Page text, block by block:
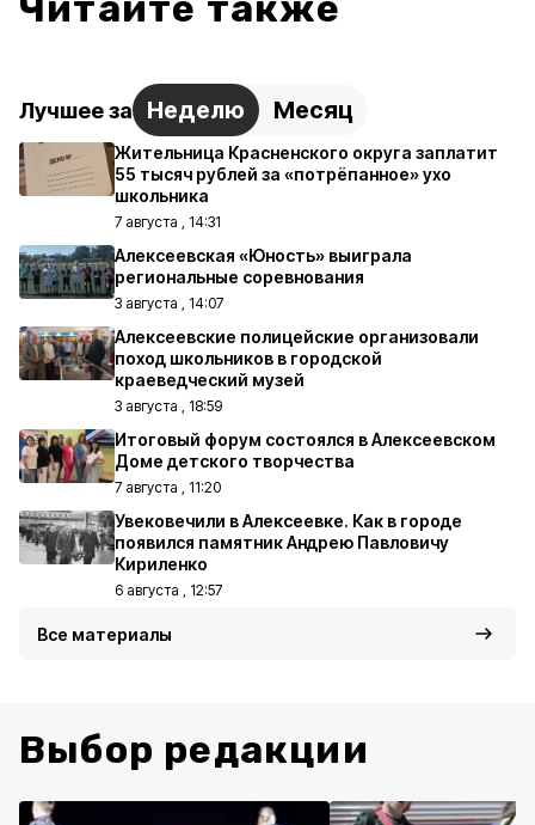
Лучшее за Неделю Месяц
Жительница Красненского округа заплатит
55 тысяч рублей за «потрёпанное» ухо
школьника
7 августа , 14:31
Алексеевская «Юность» выиграла
региональные соревнования
3 августа , 14:07
Алексеевские полицейские организовали
поход школьников в городской
краеведческий музей
3 августа , 18:59
Итоговый форум состоялся в Алексеевском
Доме детского творчества
7 августа , 11:20
Увековечили в Алексеевке. Как в городе
появился памятник Андрею Павловичу
Кириленко
6 августа , 12:57
Все материалы
Выбор редакции